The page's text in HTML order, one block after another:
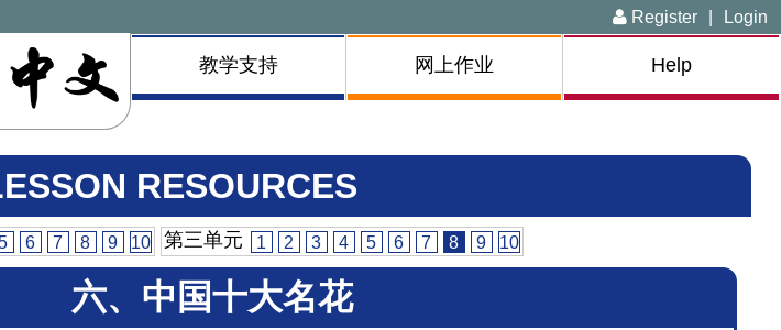
Register | Login
教学支持 网上作业 Help
RESOURCES
6 7 8 9 10 第三单元 1 2 3 4 5 6 7 8 9 10
六、中国十大名花